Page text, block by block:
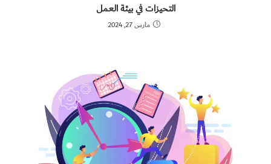
التحيزات في بيئة العمل
مارس 27, 2024